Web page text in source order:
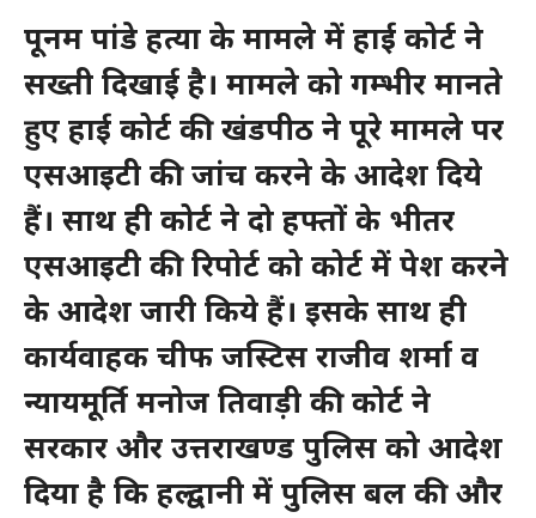
पूनम पांडे हत्या के मामले में हाई कोर्ट ने
सख्ती दिखाई है। मामले को गम्भीर मानते
हुए हाई कोर्ट की खंडपीठ ने पूरे मामले पर
एसआइटी की जांच करने के आदेश दिये
हैं। साथ ही कोर्ट ने दो हफ्तों के भीतर
एसआइटी की रिपोर्ट को कोर्ट में पेश करने
के आदेश जारी किये हैं। इसके साथ ही
कार्यवाहक चीफ जस्टिस राजीव शर्मा व
न्यायमूर्ति मनोज तिवाड़ी की कोर्ट ने
सरकार और उत्तराखण्ड पुलिस को आदेश
दिया है कि हल्द्वानी में पुलिस बल की और